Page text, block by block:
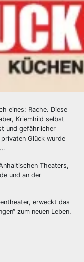
eines: Rache. Diese
Kriemhild selbst
und gefährlicher
Glück wurde
Theaters,
und an der
erweckt das
zum neuen Leben.